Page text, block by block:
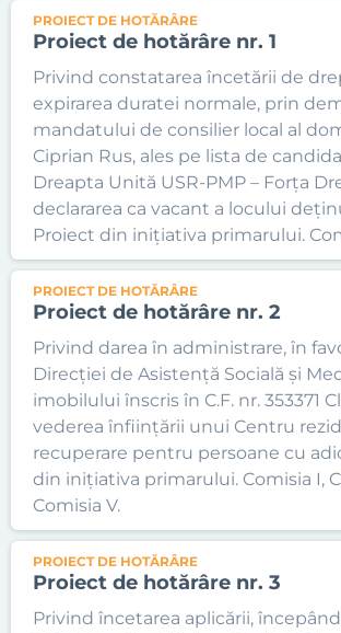
PROIECT DE HOTĂRÂRE
Proiect de hotărâre nr. 1
Privind constatarea încetării de
expirarea duratei normale, prin
mandatului de consilier local al
Ciprian Rus, ales pe lista de
Dreapta Unită USR-PMP – Forța
declararea ca vacant a locului
Proiect din inițiativa primarului.
PROIECT DE HOTĂRÂRE
Proiect de hotărâre nr. 2
Privind darea în administrare, în
Direcției de Asistență Socială și
imobilului înscris în C.F. nr. 353371
vederea înființării unui Centru
recuperare pentru persoane cu
din inițiativa primarului. Comisia I,
Comisia V.
PROIECT DE HOTĂRÂRE
Proiect de hotărâre nr. 3
Privind încetarea aplicării,